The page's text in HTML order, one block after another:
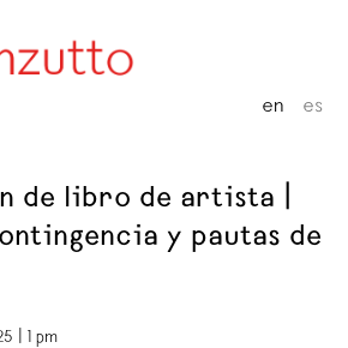
en es
de libro de artista |
y pautas de
| 1 pm